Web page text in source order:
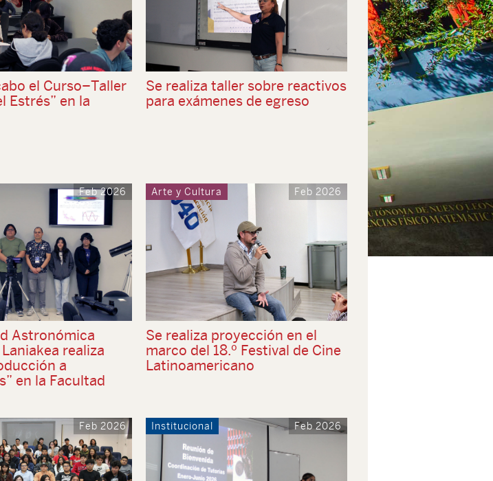
el Curso–Taller
Estrés” en la
Se realiza taller sobre reactivos
para exámenes de egreso
Feb 2026
Astronómica
realiza
a
en la Facultad
Arte y Cultura Feb 2026
Se realiza proyección en el
marco del 18.º Festival de Cine
Latinoamericano
Feb 2026 Institucional Feb 2026